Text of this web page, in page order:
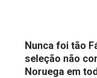
Nunca foi tão
seleção não
Noruega em